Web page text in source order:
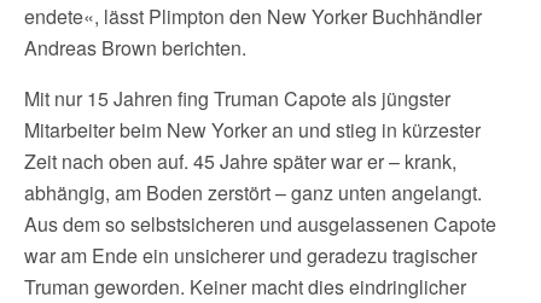
endete«, lässt Plimpton den New Yorker Buchhändler
Andreas Brown berichten.
Mit nur 15 Jahren fing Truman Capote als jüngster
Mitarbeiter beim New Yorker an und stieg in kürzester
Zeit nach oben auf. 45 Jahre später war er – krank,
abhängig, am Boden zerstört – ganz unten angelangt.
Aus dem so selbstsicheren und ausgelassenen Capote
war am Ende ein unsicherer und geradezu tragischer
Truman geworden. Keiner macht dies eindringlicher